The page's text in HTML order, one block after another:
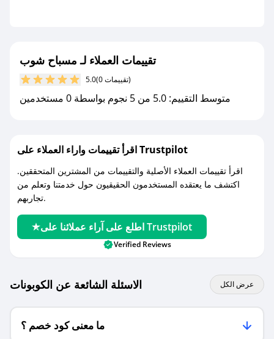
مع صحصح، تسوق بذكاء ووفّر على كل مشترياتك مع
كوبونات خصم حصرية من مسباح شوب!
تقييمات العملاء لـ مسباح شوب
5.0 (0 تقييمات)
متوسط التقييم: 5.0 من 5 نجوم بواسطة 0 مستخدمين
اقرأ تقييمات واراء العملاء على Trustpilot
اقرأ تقييمات العملاء الأصلية والتقييمات من المشترين المتحققين.
اكتشف ما يعتقده المستخدمون الحقيقيون حول خدمتنا وتعلم من
تجاربهم.
اطلع على آراء عملائنا على Trustpilot
Verified Reviews
الاسئلة الشائعة عن الكوبونات عرض الكل
ما معنى كود خصم ؟